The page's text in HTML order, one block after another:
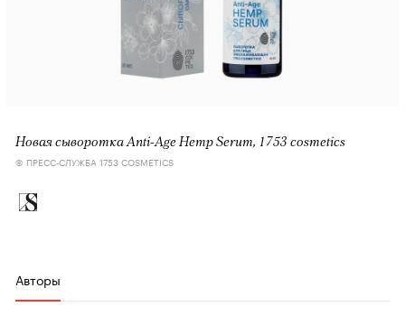
Новая сыворотка Anti-Age Hemp Serum, 1753 cosmetics
© ПРЕСС-СЛУЖБА 1753 COSMETICS
Авторы